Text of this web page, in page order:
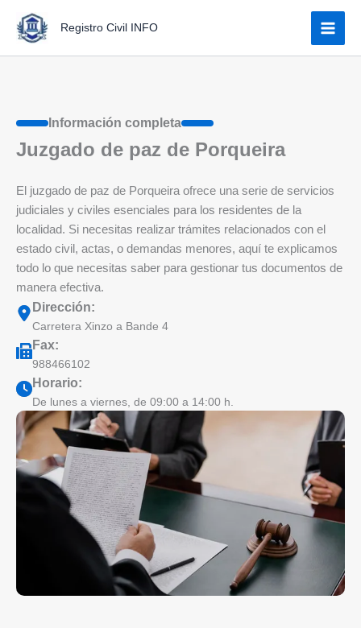
contenido
Registro Civil INFO
Información completa
Juzgado de paz de Porqueira
El juzgado de paz de Porqueira ofrece una serie de servicios
judiciales y civiles esenciales para los residentes de la
localidad. Si necesitas realizar trámites relacionados con el
estado civil, actas, o demandas menores, aquí te explicamos
todo lo que necesitas saber para gestionar tus documentos de
manera efectiva.
Dirección:
Carretera Xinzo a Bande 4
Fax:
988466102
Horario:
De lunes a viernes, de 09:00 a 14:00 h.